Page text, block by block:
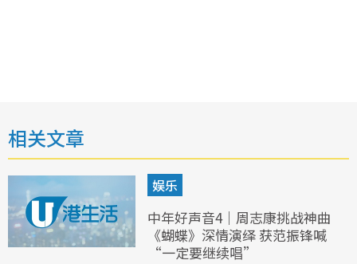
相关文章
娱乐
中年好声音4｜周志康挑战神曲
《蝴蝶》深情演绎 获范振锋喊
“一定要继续唱”